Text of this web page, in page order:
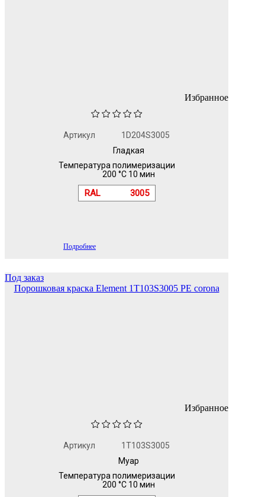
Избранное
Артикул
1D204S3005
Гладкая
Температура полимеризации
200 °C 10 мин
RAL 3005
Подробнее
Под заказ
Порошковая краска Element 1T103S3005 PE corona
Избранное
Артикул
1T103S3005
Муар
Температура полимеризации
200 °C 10 мин